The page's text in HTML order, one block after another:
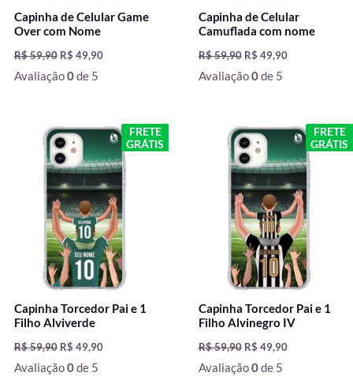
Capinha de Celular Game
Over com Nome
R$59,90 R$ 49,90
Avaliação0de 5
Capinha de Celular
Camuflada com nome
R$59,90 R$ 49,90
Avaliação0de 5
FRETE
GRÁTIS
Capinha Torcedor Pai e 1
Filho Alviverde
R$59,90
O
preço
original
era:
R$ 59,90.
R$ 49,90
O
preço
atual
é:
R$ 49,90.
Avaliação0de 5
FRETE
GRÁTIS
Capinha Torcedor Pai e 1
Filho Alvinegro IV
R$59,90
O
preço
original
era:
R$ 59,90.
R$ 49,90
O
preço
atual
é:
R$ 49,90.
Avaliação0de 5